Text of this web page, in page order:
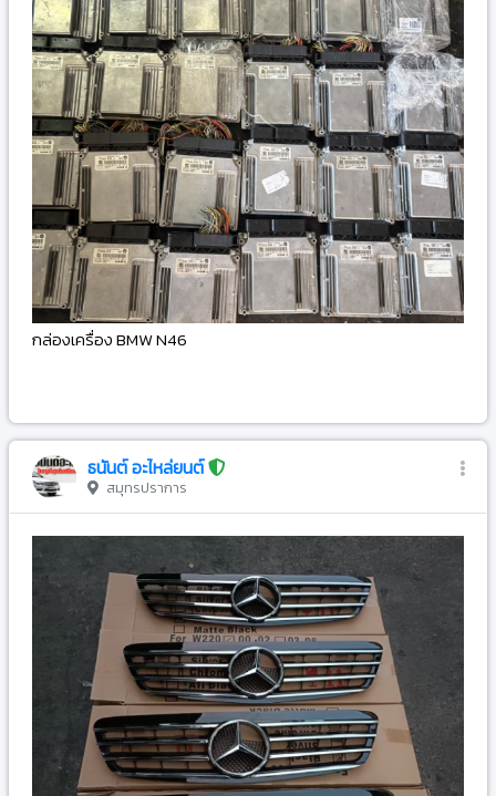
กล่องเครื่อง BMW N46
ธนันต์ อะไหล่ยนต์
สมุทรปราการ